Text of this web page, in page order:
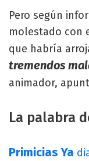
Pero según
molestado con
que habría
tremendos
animador,
La palabra
Primicias Ya